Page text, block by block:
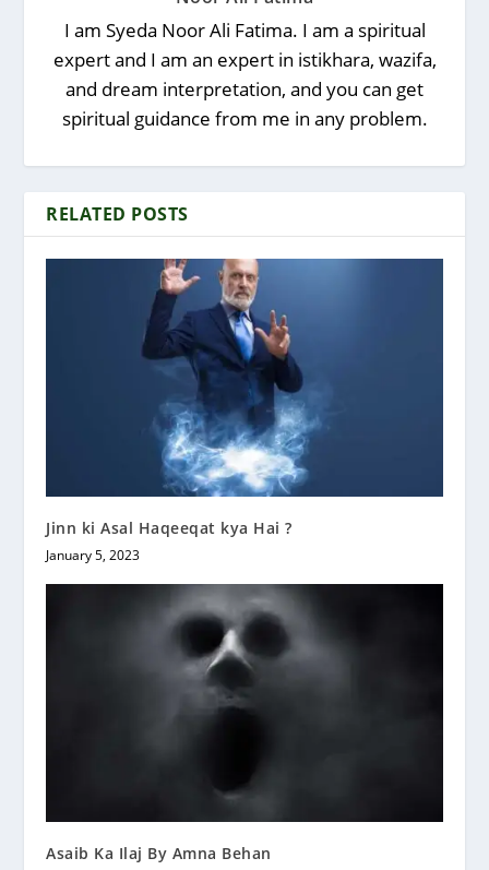
I am Syeda Noor Ali Fatima. I am a spiritual
expert and I am an expert in istikhara, wazifa,
and dream interpretation, and you can get
spiritual guidance from me in any problem.
RELATED POSTS
Jinn ki Asal Haqeeqat kya Hai ?
January 5, 2023
Asaib Ka Ilaj By Amna Behan